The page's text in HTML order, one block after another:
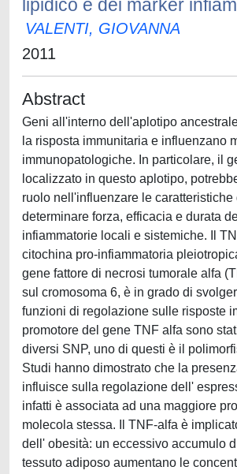
lipidico e dei marker
VALENTI, GIOVANNA
2011
Abstract
Geni all'interno dell'aplotipo
la risposta immunitaria e influenzano
immunopatologiche. In particolare, il
localizzato in questo aplotipo,
ruolo nell'influenzare le caratteristiche
determinare forza, efficacia e durata
infiammatorie locali e sistemiche. Il
citochina pro-infiammatoria
gene fattore di necrosi tumorale alfa
sul cromosoma 6, è in grado di
funzioni di regolazione sulle risposte
promotore del gene TNF alfa sono
diversi SNP, uno di questi è il
Studi hanno dimostrato che la
influisce sulla regolazione dell'
infatti è associata ad una maggiore
molecola stessa. Il TNF-alfa è
dell' obesità: un eccessivo accumulo
tessuto adiposo aumentano le